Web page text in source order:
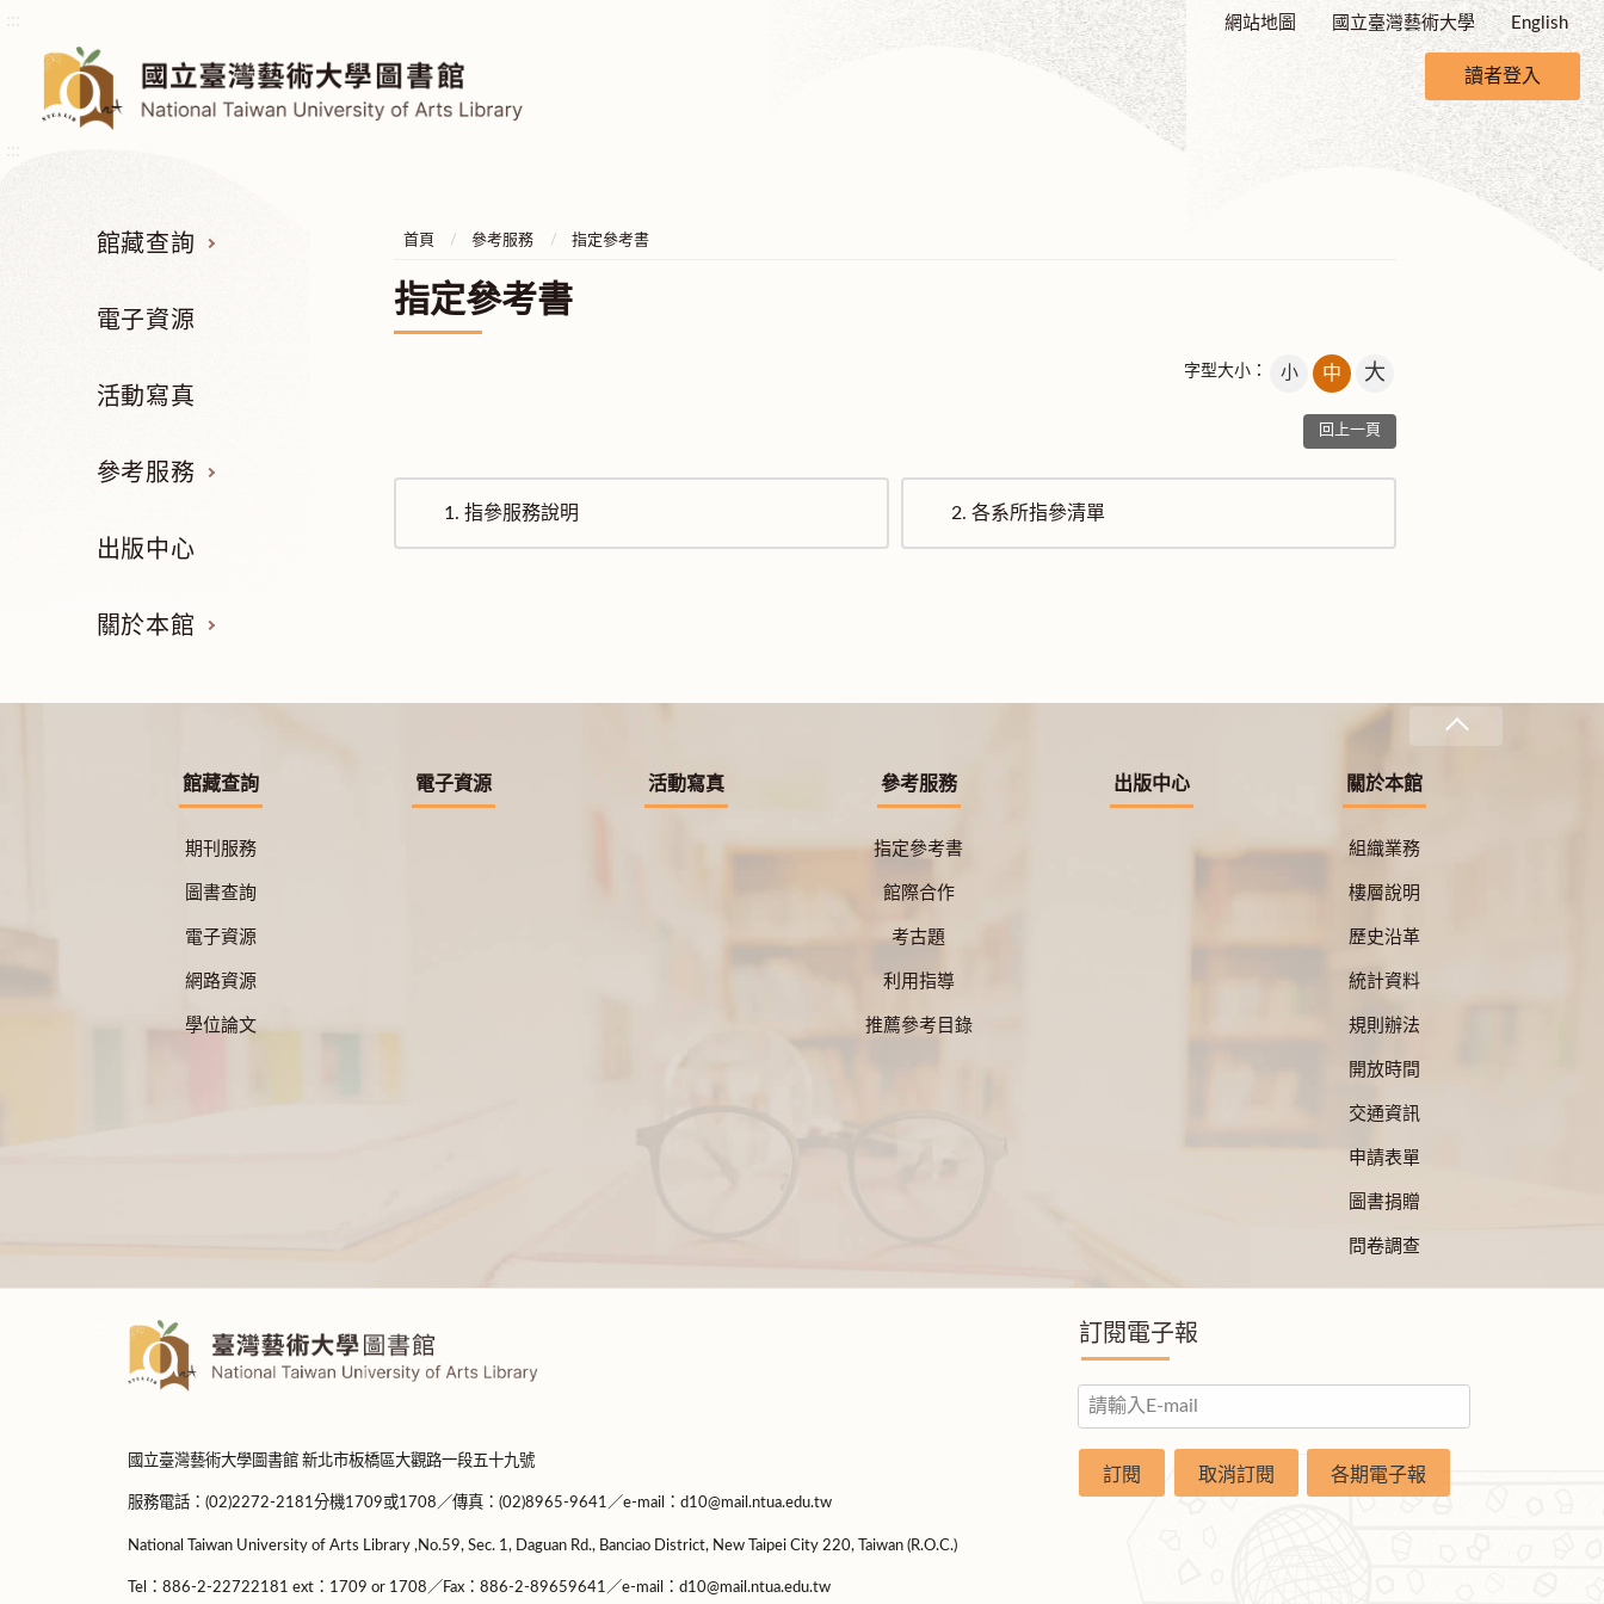
網站地圖 國立臺灣藝術大學 English
讀者登入
館藏查詢
電子資源
活動寫真
參考服務
出版中心
關於本館
首頁 參考服務 指定參考書
指定參考書
字型大小： 小 中 大
回上一頁
1. 指參服務說明 2. 各系所指參清單
館藏查詢
期刊服務
圖書查詢
電子資源
網路資源
學位論文
電子資源 活動寫真 參考服務
指定參考書
館際合作
考古題
利用指導
推薦參考目錄
出版中心 關於本館
組織業務
樓層說明
歷史沿革
統計資料
規則辦法
開放時間
交通資訊
申請表單
圖書捐贈
問卷調查
國立臺灣藝術大學圖書館 新北市板橋區大觀路一段五十九號
服務電話：(02)2272-2181分機1709或1708／傳真：(02)8965-9641／e-mail：d10@mail.ntua.edu.tw
National Taiwan University of Arts Library ,No.59, Sec. 1, Daguan Rd., Banciao District, New Taipei City 220, Taiwan (R.O.C.)
Tel：886-2-22722181 ext：1709 or 1708／Fax：886-2-89659641／e-mail：d10@mail.ntua.edu.tw
訂閱電子報